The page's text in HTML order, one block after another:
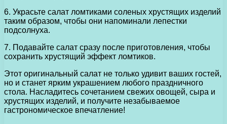
6. Украсьте салат ломтиками соленых хрустящих изделий
таким образом, чтобы они напоминали лепестки
подсолнуха.
7. Подавайте салат сразу после приготовления, чтобы
сохранить хрустящий эффект ломтиков.
Этот оригинальный салат не только удивит ваших гостей,
но и станет ярким украшением любого праздничного
стола. Насладитесь сочетанием свежих овощей, сыра и
хрустящих изделий, и получите незабываемое
гастрономическое впечатление!